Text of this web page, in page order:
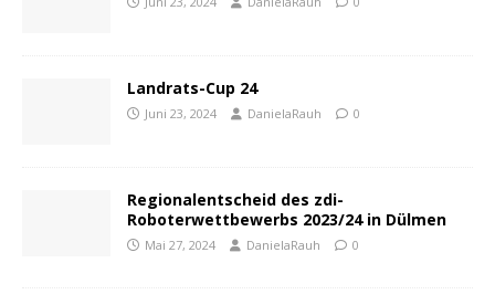
Landrats-Cup 24
Juni 23, 2024 DanielaRauh 0
Regionalentscheid des zdi-
Roboterwettbewerbs 2023/24 in Dülmen
Mai 27, 2024 DanielaRauh 0